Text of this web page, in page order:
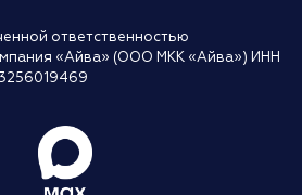
ответственностью
«Айва» (ООО МКК «Айва») ИНН